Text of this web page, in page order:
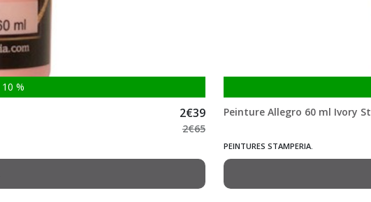
10 %
2€39
2€65
Peinture Allegro 60 ml Ivory
PEINTURES STAMPERIA.